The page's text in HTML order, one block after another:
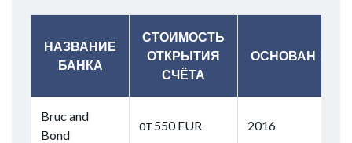
НАЗВАНИЕ
БАНКА
СТОИМОСТЬ
ОТКРЫТИЯ
СЧЁТА
ОСНОВАН
Bruc and
Bond
от 550 EUR 2016